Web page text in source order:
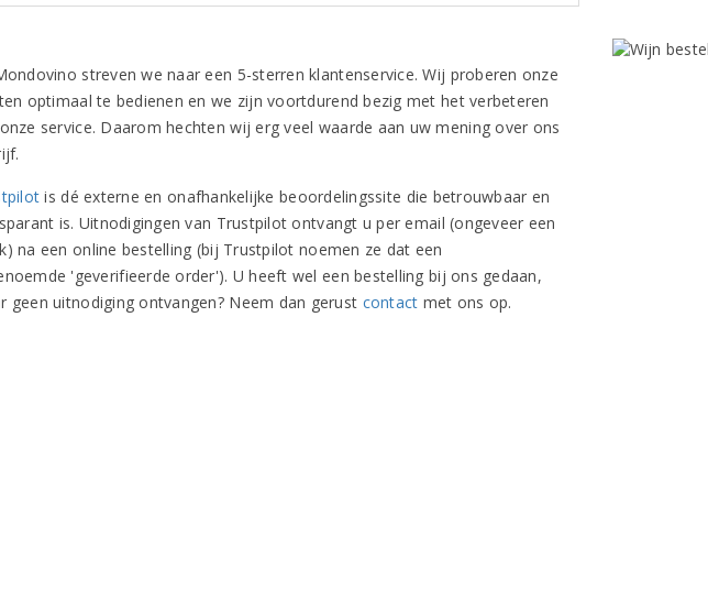
streven we naar een 5-sterren klantenservice. Wij proberen onze
optimaal te bedienen en we zijn voortdurend bezig met het verbeteren
service. Daarom hechten wij erg veel waarde aan uw mening over ons
is dé externe en onafhankelijke beoordelingssite die betrouwbaar en
is. Uitnodigingen van Trustpilot ontvangt u per email (ongeveer een
na een online bestelling (bij Trustpilot noemen ze dat een
'geverifieerde order'). U heeft wel een bestelling bij ons gedaan,
geen uitnodiging ontvangen? Neem dan gerust contact met ons op.